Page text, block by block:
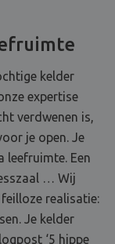
kelder
expertise
verdwenen is,
je open. Je
leefruimte. Een
… Wij
realisatie:
Je kelder
‘5 hippe